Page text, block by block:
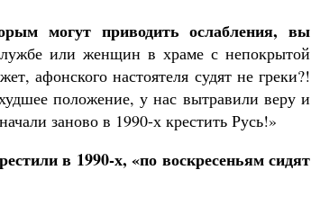
могут приводить ослабления, вы
или женщин в храме с непокрытой
афонского настоятеля судят не греки?!
положение, у нас вытравили веру и
заново в 1990-х крестить Русь!»
в 1990-х, «по воскресеньям сидят